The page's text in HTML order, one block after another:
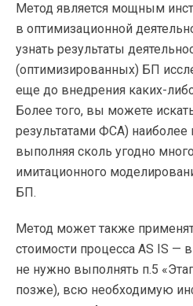
Метод является мощным
в оптимизационной
узнать результаты
(оптимизированных) БП
еще до внедрения каких-
Более того, вы можете
результатами ФСА)
выполняя сколь угодно
имитационного
БП.
Метод может также
стоимости процесса AS IS —
не нужно выполнять п.5
позже), всю необходимую